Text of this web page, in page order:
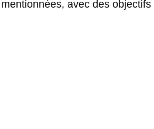
avec des